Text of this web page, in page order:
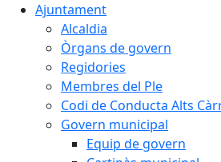
Ajuntament
Alcaldia
Òrgans de govern
Regidories
Membres del Ple
Codi de Conducta Alts
Govern municipal
Equip de govern